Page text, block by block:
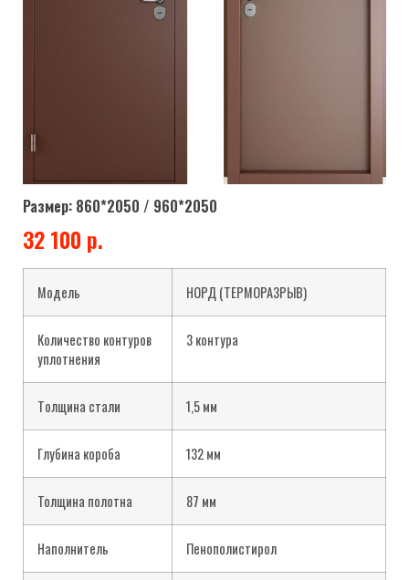
Размер: 860*2050 / 960*2050
32 100 р.
Модель НОРД (ТЕРМОРАЗРЫВ)
Количество контуров
уплотнения
3 контура
Tолщина стали 1,5 мм
Глубина короба 132 мм
Толщина полотна 87 мм
Наполнитель Пенополистирол